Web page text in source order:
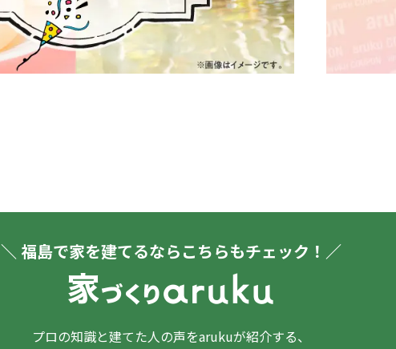
＼ 福島で家を建てるならこちらもチェック！／
プロの知識と建てた人の声をarukuが紹介する、